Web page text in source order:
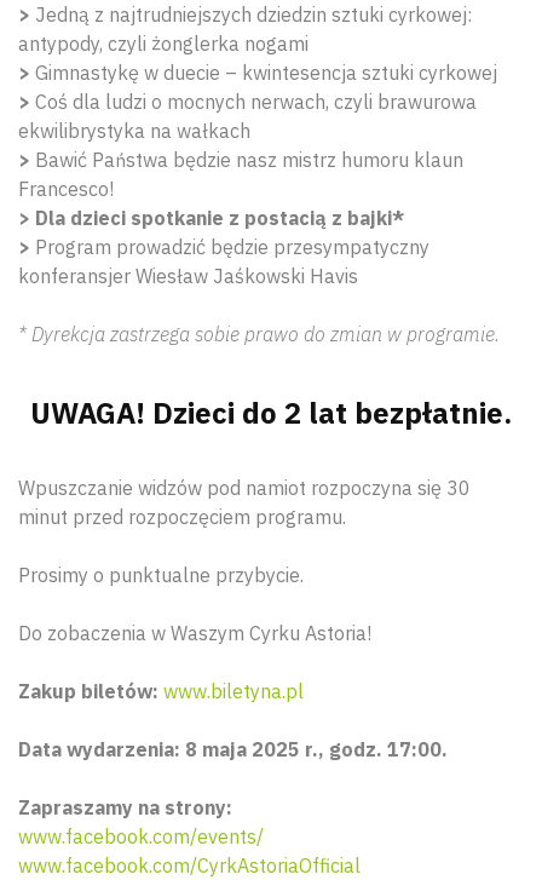
> Jedną z najtrudniejszych dziedzin sztuki cyrkowej:
antypody, czyli żonglerka nogami
> Gimnastykę w duecie – kwintesencja sztuki cyrkowej
> Coś dla ludzi o mocnych nerwach, czyli brawurowa
ekwilibrystyka na wałkach
> Bawić Państwa będzie nasz mistrz humoru klaun
Francesco!
> Dla dzieci spotkanie z postacią z bajki*
> Program prowadzić będzie przesympatyczny
konferansjer Wiesław Jaśkowski Havis
* Dyrekcja zastrzega sobie prawo do zmian w programie.
UWAGA! Dzieci do 2 lat bezpłatnie.
Wpuszczanie widzów pod namiot rozpoczyna się 30
minut przed rozpoczęciem programu.
Prosimy o punktualne przybycie.
Do zobaczenia w Waszym Cyrku Astoria!
Zakup biletów: www.biletyna.pl
Data wydarzenia: 8 maja 2025 r., godz. 17:00.
Zapraszamy na strony:
www.facebook.com/events/
www.facebook.com/CyrkAstoriaOfficial